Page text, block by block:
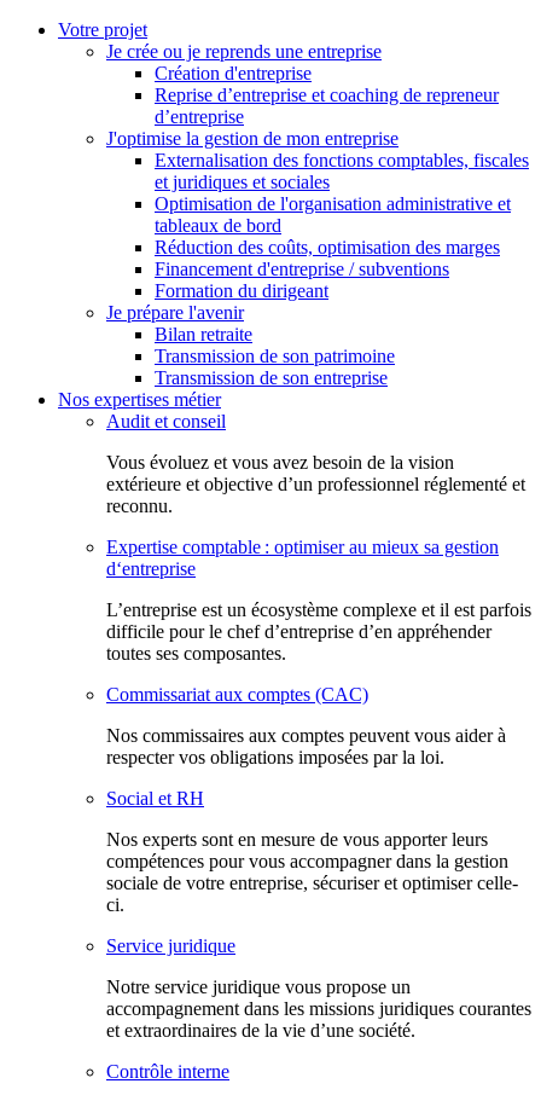
Votre projet
Je crée ou je reprends une entreprise
Création d'entreprise
Reprise d’entreprise et coaching de repreneur
d’entreprise
J'optimise la gestion de mon entreprise
Externalisation des fonctions comptables, fiscales
et juridiques et sociales
Optimisation de l'organisation administrative et
tableaux de bord
Réduction des coûts, optimisation des marges
Financement d'entreprise / subventions
Formation du dirigeant
Je prépare l'avenir
Bilan retraite
Transmission de son patrimoine
Transmission de son entreprise
Nos expertises métier
Audit et conseil
Vous évoluez et vous avez besoin de la vision
extérieure et objective d’un professionnel réglementé et
reconnu.
Expertise comptable : optimiser au mieux sa gestion
d‘entreprise
L’entreprise est un écosystème complexe et il est parfois
difficile pour le chef d’entreprise d’en appréhender
toutes ses composantes.
Commissariat aux comptes (CAC)
Nos commissaires aux comptes peuvent vous aider à
respecter vos obligations imposées par la loi.
Social et RH
Nos experts sont en mesure de vous apporter leurs
compétences pour vous accompagner dans la gestion
sociale de votre entreprise, sécuriser et optimiser celle-
ci.
Service juridique
Notre service juridique vous propose un
accompagnement dans les missions juridiques courantes
et extraordinaires de la vie d’une société.
Contrôle interne